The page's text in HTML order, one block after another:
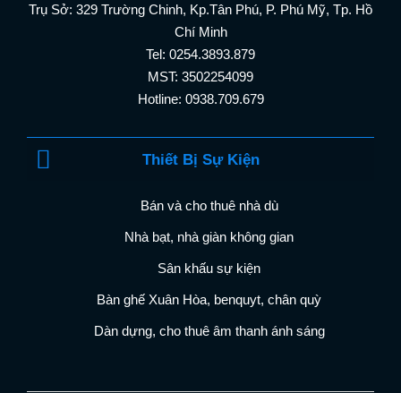
Trụ Sở: 329 Trường Chinh, Kp.Tân Phú, P. Phú Mỹ, Tp. Hồ
Chí Minh
Tel: 0254.3893.879
MST: 3502254099
Hotline: 0938.709.679
Thiết Bị Sự Kiện
Bán và cho thuê nhà dù
Nhà bạt, nhà giàn không gian
Sân khấu sự kiện
Bàn ghế Xuân Hòa, benquyt, chân quỳ
Dàn dựng, cho thuê âm thanh ánh sáng